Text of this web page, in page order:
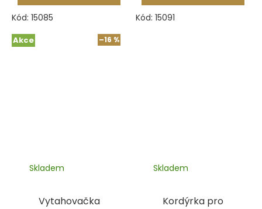
Kód: 15085 Kód: 15091
Akce –16 %
Vytahovačka
Skladem
Kordýrka pro
Skladem